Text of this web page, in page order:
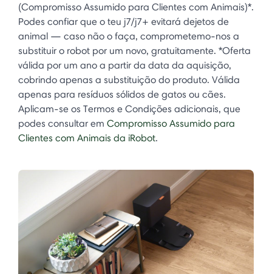
(Compromisso Assumido para Clientes com Animais)*.
Podes confiar que o teu j7/j7+ evitará dejetos de
animal — caso não o faça, comprometemo-nos a
substituir o robot por um novo, gratuitamente. *Oferta
válida por um ano a partir da data da aquisição,
cobrindo apenas a substituição do produto. Válida
apenas para resíduos sólidos de gatos ou cães.
Aplicam-se os Termos e Condições adicionais, que
podes consultar em Compromisso Assumido para
Clientes com Animais da iRobot.